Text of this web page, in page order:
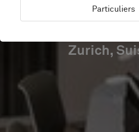
DE
Zurich,
Particuliers